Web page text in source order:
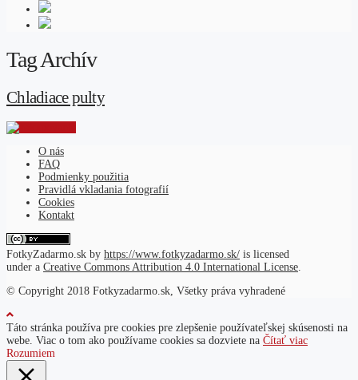
Tag Archív
Chladiace pulty
O nás
FAQ
Podmienky použitia
Pravidlá vkladania fotografií
Cookies
Kontakt
FotkyZadarmo.sk by https://www.fotkyzadarmo.sk/ is licensed
under a Creative Commons Attribution 4.0 International License
© Copyright 2018 Fotkyzadarmo.sk, Všetky práva vyhradené
Táto stránka používa pre cookies pre zlepšenie používateľskej skúsenosti na
webe. Viac o tom ako používame cookies sa dozviete na Čítať viac
Rozumiem